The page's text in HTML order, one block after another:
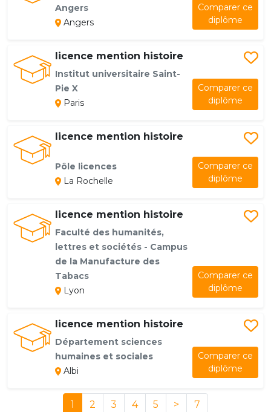
Angers
Angers
Comparer ce
diplôme
licence mention histoire
Institut universitaire Saint-
Pie X
Paris
Comparer ce
diplôme
licence mention histoire
Pôle licences
La Rochelle
Comparer ce
diplôme
licence mention histoire
Faculté des humanités,
lettres et sociétés - Campus
de la Manufacture des
Tabacs
Lyon
Comparer ce
diplôme
licence mention histoire
Département sciences
humaines et sociales
Albi
Comparer ce
diplôme
1 2 3 4 5 > 7